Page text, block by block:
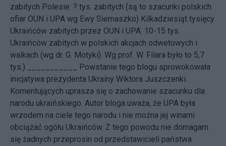
zabitych Polesie: ? tys. zabitych (są to szacunki polskich
ofiar OUN i UPA wg Ewy Siemaszko) Kilkadziesiąt tysięcy
Ukraińców zabitych przez OUN i UPA. 10-15 tys.
Ukraińców zabitych w polskich akcjach odwetowych i
walkach (wg dr. G. Motyki). Wg prof. W. Filara było to 5,7
tys.) ___________ Powstanie tego blogu sprowokowała
inicjatywa prezydenta Ukrainy Wiktora Juszczenki.
Komentujących uprasza się o zachowanie szacunku dla
narodu ukraińskiego. Autor bloga uważa, że UPA była
wrzodem na ciele tego narodu i nie można jej winami
obciążać ogółu Ukraińców. Z tego powodu nie domagam
się żadnych przeprosin od przedstawicieli państwa